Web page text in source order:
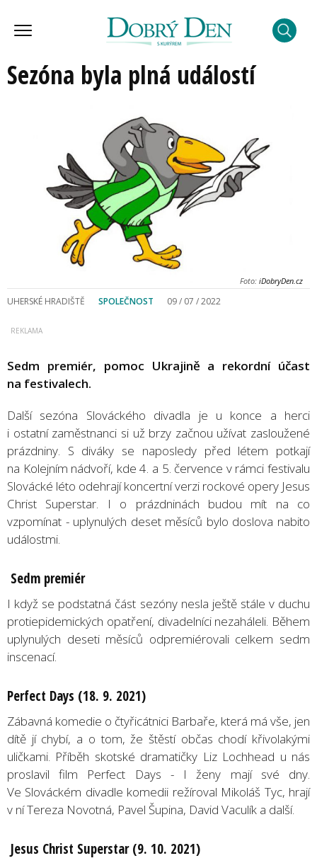
Sezóna byla plná událostí
Foto: iDobryDen.cz
UHERSKÉ HRADIŠTĚ SPOLEČNOST 09 / 07 / 2022
Sedm premiér, pomoc Ukrajině a rekordní účast
na festivalech.
Další sezóna Slováckého divadla je u konce a herci
i ostatní zaměstnanci si už brzy začnou užívat zasloužené
prázdniny. S diváky se naposledy před létem potkají
na Kolejním nádvoří, kde 4. a 5. července v rámci festivalu
Slovácké léto odehrají koncertní verzi rockové opery Jesus
Christ Superstar. I o prázdninách budou mít na co
vzpomínat - uplynulých deset měsíců bylo doslova nabito
událostmi.
Sedm premiér
I když se podstatná část sezóny nesla ještě stále v duchu
protiepidemických opatření, divadelníci nezaháleli. Během
uplynulých deseti měsíců odpremiérovali celkem sedm
inscenací.
Perfect Days (18. 9. 2021)
Zábavná komedie o čtyřicátnici Barbaře, která má vše, jen
dítě jí chybí, a o tom, že štěstí občas chodí křivolakými
uličkami. Příběh skotské dramatičky Liz Lochhead u nás
proslavil film Perfect Days - I ženy mají své dny.
Ve Slováckém divadle komedii režíroval Mikoláš Tyc, hrají
v ní Tereza Novotná, Pavel Šupina, David Vaculík a další.
Jesus Christ Superstar (9. 10. 2021)